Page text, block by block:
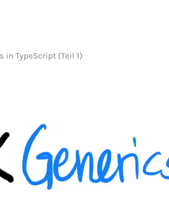
in TypeScript (Teil 1)